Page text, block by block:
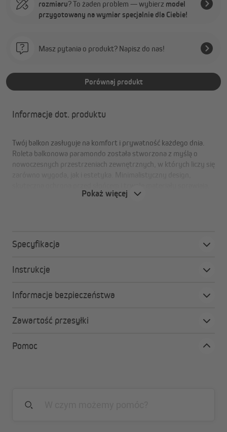
rozmiaru? To żaden problem — wybierz model
przygotowany na wymiar specjalnie dla Ciebie!
Masz pytania o produkt? Napisz do nas!
Porównaj produkt
Informacje dot. produktu
Twój balkon zasługuje na komfort i prywatność każdego dnia.
Roleta balkonowa paramondo została stworzona z myślą o
nowoczesnych przestrzeniach zewnętrznych, w których liczy się
że balkon staje się idealnym miejscem do relaksu. Jak wszystkie
Pokaż więcej
Specyfikacja
Instrukcje
Informacje bezpieczeństwa
Zawartość przesyłki
Pomoc